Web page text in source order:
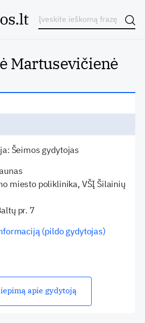
Martusevičienė
Šeimos gydytojas
miesto poliklinika, VŠĮ Šilainių
pr. 7
(pildo gydytojas)
apie gydytoją